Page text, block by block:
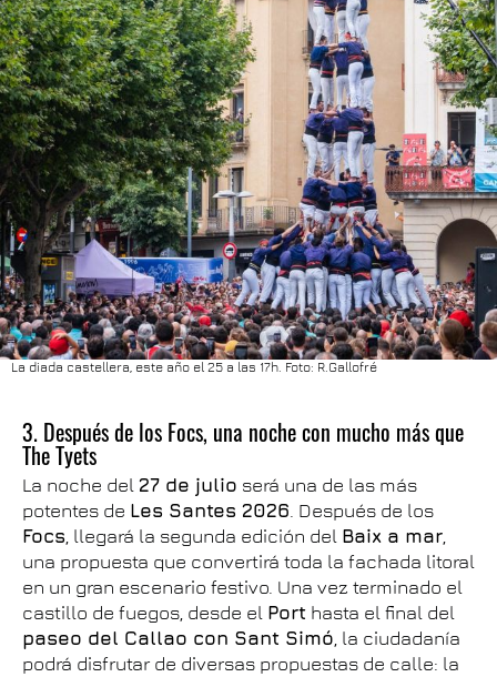
La diada castellera, este año el 25 a las 17h. Foto: R.Gallofré
3. Después de los Focs, una noche con mucho más que
The Tyets
La noche del 27 de julio será una de las más
potentes de Les Santes 2026. Después de los
Focs, llegará la segunda edición del Baix a mar,
una propuesta que convertirá toda la fachada litoral
en un gran escenario festivo. Una vez terminado el
castillo de fuegos, desde el Port hasta el final del
paseo del Callao con Sant Simó, la ciudadanía
podrá disfrutar de diversas propuestas de calle: la